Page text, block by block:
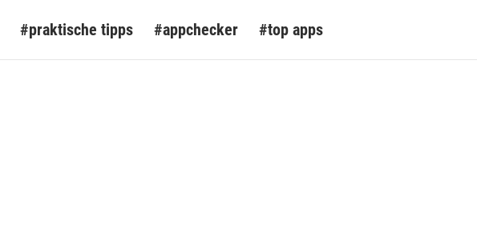
#praktische tipps #appchecker #top apps